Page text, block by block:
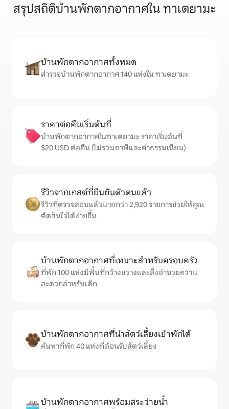
สรุปสถิติบ้านพักตากอากาศใน ทาเตยามะ
บ้านพักตากอากาศทั้งหมด
สำรวจบ้านพักตากอากาศ 140 แห่งใน ทาเตยามะ
ราคาต่อคืนเริ่มต้นที่
บ้านพักตากอากาศในทาเตยามะ ราคาเริ่มต้นที่
$20 USD ต่อคืน (ไม่รวมภาษีและค่าธรรมเนียม)
รีวิวจากเกสต์ที่ยืนยันตัวตนแล้ว
รีวิวที่ตรวจสอบแล้วมากกว่า 2,920 รายการช่วยให้คุณ
ตัดสินใจได้ง่ายขึ้น
บ้านพักตากอากาศที่เหมาะสำหรับครอบครัว
ที่พัก 100 แห่งมีพื้นที่กว้างขวางและสิ่งอำนวยความ
สะดวกสำหรับเด็ก
บ้านพักตากอากาศที่นำสัตว์เลี้ยงเข้าพักได้
ค้นหาที่พัก 40 แห่งที่ต้อนรับสัตว์เลี้ยง
บ้านพักตากอากาศพร้อมสระว่ายน้ำ